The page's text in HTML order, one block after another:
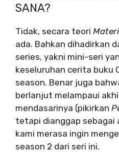
SANA?
Tidak, secara teori
ada. Bahkan dihadirkan
series, yakni mini-seri
keseluruhan cerita buku
season. Benar juga
berlanjut melampaui
mendasarinya (pikirkan
tetapi dianggap sebagai
kami merasa ingin
season 2 dari seri ini.